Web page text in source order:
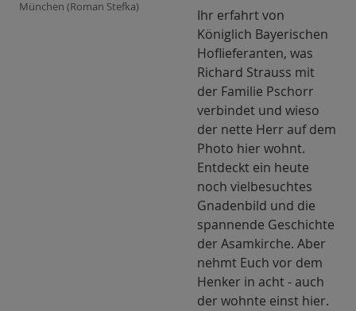
München (Roman Stefka)
Ihr erfahrt von
Königlich Bayerischen
Hoflieferanten, was
Richard Strauss mit
der Familie Pschorr
verbindet und wieso
der nette Herr auf dem
Photo hier wohnt.
Entdeckt ein heute
noch vielbesuchtes
Gnadenbild und die
spannende Geschichte
der Asamkirche. Aber
nehmt Euch vor dem
Henker in acht - auch
der wohnte einst hier.